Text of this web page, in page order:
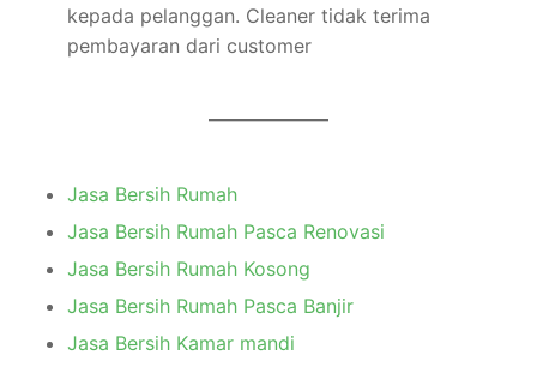
kepada pelanggan. Cleaner tidak terima
pembayaran dari customer
Jasa Bersih Rumah
Jasa Bersih Rumah Pasca Renovasi
Jasa Bersih Rumah Kosong
Jasa Bersih Rumah Pasca Banjir
Jasa Bersih Kamar mandi